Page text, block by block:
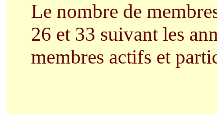
Le nombre de
26 et 33 suivant les
membres actifs et